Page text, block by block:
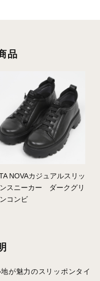
品
NOVAカジュアルスリッ
スニーカー ダークグリ
コンビ
が魅力のスリッポンタイ